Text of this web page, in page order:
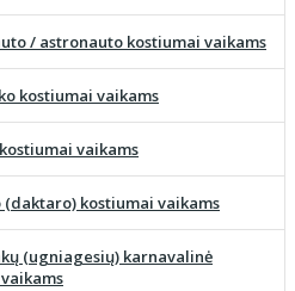
/ astronauto kostiumai vaikams
kostiumai vaikams
vaikams
(daktaro) kostiumai vaikams
(ugniagesių) karnavalinė